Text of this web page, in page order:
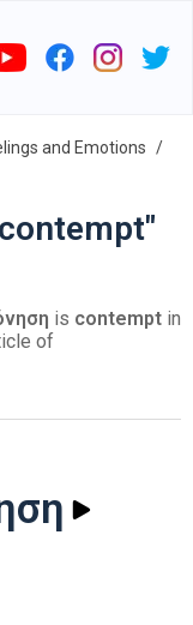
and Emotions
is contempt in
of